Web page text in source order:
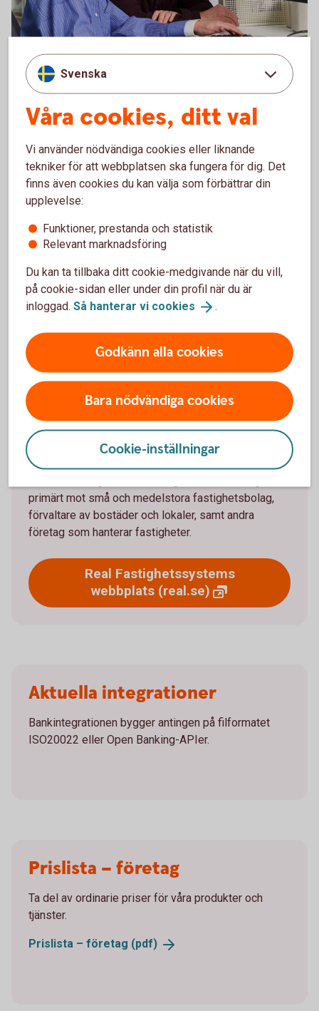
Hantera er ekonomi på ett
enkelt,snabbtochsäkert
sätt med bankintegration.
Real
Om Real Fastighetssystem
Real Fastighetssystem är ett affärssystem för
fastighetsägare som vill förenkla vardagen. Det
hanterar allt från hyresavtal och underhållsplaner till
kontakten med hyresgäster. Med hjälp av
datarapporter får du koll på driftskostnaderna – och
primärt mot små och medelstora fastighetsbolag,
förvaltare av bostäder och lokaler, samt andra
företag som hanterar fastigheter.
Real Fastighetssystems
webbplats (real.se)
Aktuella integrationer
Bankintegrationen bygger antingen på filformatet
ISO20022 eller Open Banking-APIer.
Prislista – företag
Ta del av ordinarie priser för våra produkter och
tjänster.
Prislista – företag (pdf)
Svenska
Våra cookies, ditt val
Vi använder nödvändiga cookies eller liknande
tekniker för att webbplatsen ska fungera för dig. Det
finns även cookies du kan välja som förbättrar din
upplevelse:
Funktioner, prestanda och statistik
Relevant marknadsföring
Du kan ta tillbaka ditt cookie-medgivande när du vill,
på cookie-sidan eller under din profil när du är
inloggad. Så hanterar vi cookies .
Godkänn alla cookies
Bara nödvändiga cookies
Cookie-inställningar